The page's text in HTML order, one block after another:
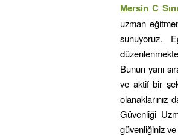
Mersin C
uzman
sunuyoruz.
Bunun yanı
ve aktif bir
olanaklarınız
Güvenliği
güvenliğiniz